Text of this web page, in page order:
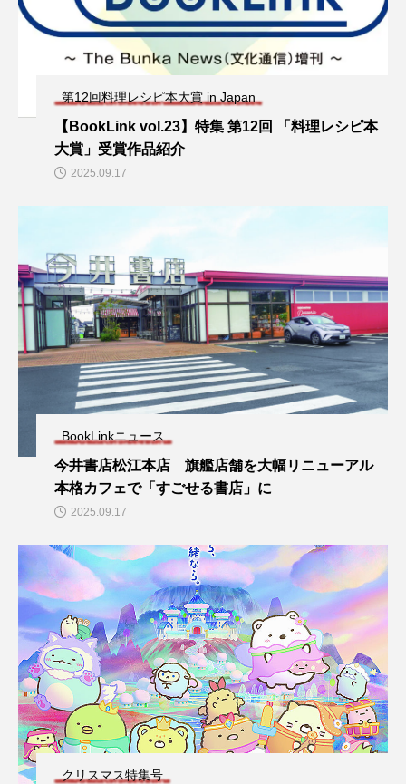
第12回料理レシピ本大賞 in Japan
【BookLink vol.23】特集 第12回 「料理レシピ本
大賞」受賞作品紹介
2025.09.17
BookLinkニュース
今井書店松江本店 旗艦店舗を大幅リニューアル
本格カフェで「すごせる書店」に
2025.09.17
クリスマス特集号